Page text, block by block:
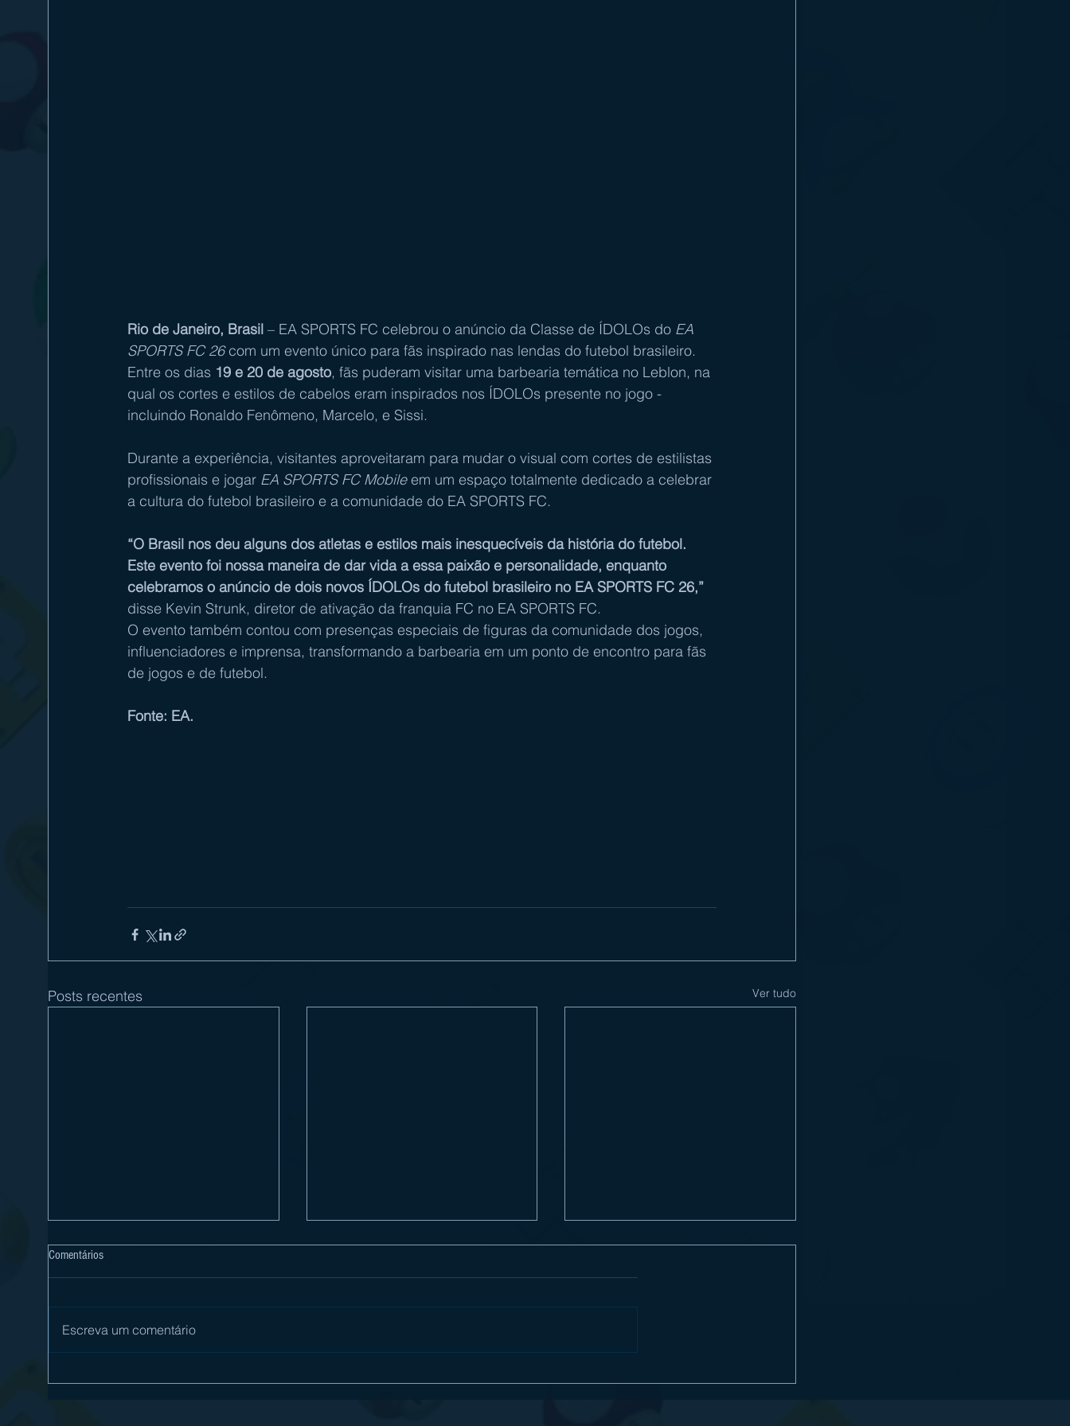
Rio de Janeiro, Brasil – EA SPORTS FC celebrou o anúncio da Classe de ÍDOLOs do EA
SPORTS FC 26 com um evento único para fãs inspirado nas lendas do futebol brasileiro.
Entre os dias 19 e 20 de agosto, fãs puderam visitar uma barbearia temática no Leblon, na
qual os cortes e estilos de cabelos eram inspirados nos ÍDOLOs presente no jogo -
incluindo Ronaldo Fenômeno, Marcelo, e Sissi.
Durante a experiência, visitantes aproveitaram para mudar o visual com cortes de estilistas
profissionais e jogar EA SPORTS FC Mobile em um espaço totalmente dedicado a celebrar
a cultura do futebol brasileiro e a comunidade do EA SPORTS FC.
“O Brasil nos deu alguns dos atletas e estilos mais inesquecíveis da história do futebol.
Este evento foi nossa maneira de dar vida a essa paixão e personalidade, enquanto
celebramos o anúncio de dois novos ÍDOLOs do futebol brasileiro no EA SPORTS FC 26,”
disse Kevin Strunk, diretor de ativação da franquia FC no EA SPORTS FC.
O evento também contou com presenças especiais de figuras da comunidade dos jogos,
influenciadores e imprensa, transformando a barbearia em um ponto de encontro para fãs
de jogos e de futebol.
Fonte: EA.
Posts recentes Ver tudo
Comentários
Escreva um comentário